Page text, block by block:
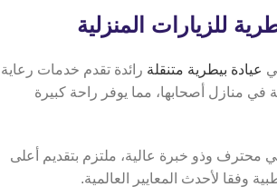
للزيارات المنزلية
عيادة بيطرية متنقلة رائدة تقدم خدمات رعاية
في منازل أصحابها، مما يوفر راحة كبيرة
محترف وذو خبرة عالية، ملتزم بتقديم أعلى
وفقا لأحدث المعايير العالمية.